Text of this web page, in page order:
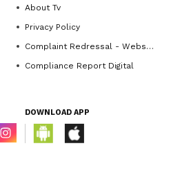
About Tv
Privacy Policy
Complaint Redressal - Website
Compliance Report Digital
DOWNLOAD APP